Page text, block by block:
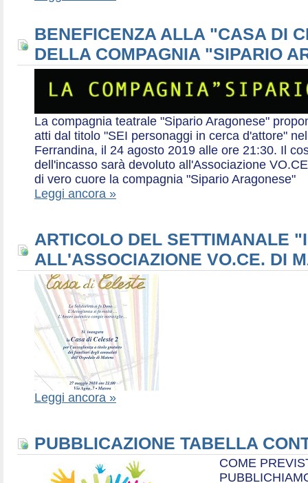
BENEFICENZA ALLA "CASA DI
DELLA COMPAGNIA "SIPARIO
La compagnia teatrale "Sipario Aragonese"
atti dal titolo "SEI personaggi in cerca d'attore"
Ferrandina, il 24 agosto 2019 alle ore 21:30. Il
dell'incasso sarà devoluto all'Associazione
di vero cuore la compagnia "Sipario Aragonese"
Leggi ancora »
ARTICOLO DEL SETTIMANALE
ALL'ASSOCIAZIONE VO.CE. DI
Leggi ancora »
PUBBLICAZIONE TABELLA
COME